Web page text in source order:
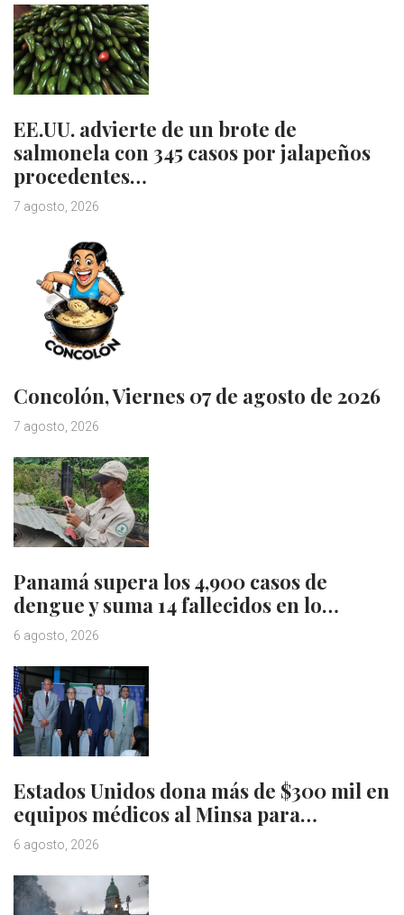
EE.UU. advierte de un brote de
salmonela con 345 casos por jalapeños
procedentes…
7 agosto, 2026
Concolón, Viernes 07 de agosto de 2026
7 agosto, 2026
Panamá supera los 4,900 casos de
dengue y suma 14 fallecidos en lo…
6 agosto, 2026
Estados Unidos dona más de $300 mil en
equipos médicos al Minsa para…
6 agosto, 2026